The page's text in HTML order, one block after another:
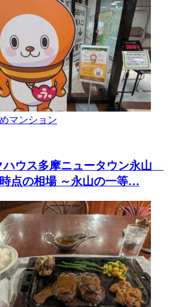
マンション
ハウス多摩ニュータウン永山
点の相場 ～永山の一等…